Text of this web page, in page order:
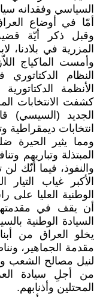
السياسي وفقدانه
أمّا في أوضاع
وقبل ذكر أيّة
المزرية في بلادنا،
وأمست الماكياج
النظام
الأنظمة
كشفت الانتخابات
الجديد (السيسي)
انتخابات ديمقراطية
ومما يثير الحيرة
المبتذلة وتباريهم
والنفوذ، فيما أنّك لن
الأكبر غياب
الوطنية العليا
أن يقف في مقدمتها
السيادة الوطنية
يخلو العراق من
مقدمة الجماهير،
لنيل مصالح الشعب
من أجلِ سيادة
المحتلين وأذنابهم.